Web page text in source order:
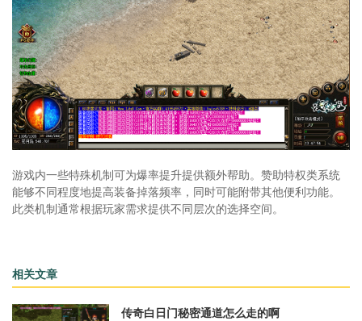
游戏内一些特殊机制可为爆率提升提供额外帮助。赞助特权类系统
能够不同程度地提高装备掉落频率，同时可能附带其他便利功能。
此类机制通常根据玩家需求提供不同层次的选择空间。
相关文章
传奇白日门秘密通道怎么走的啊